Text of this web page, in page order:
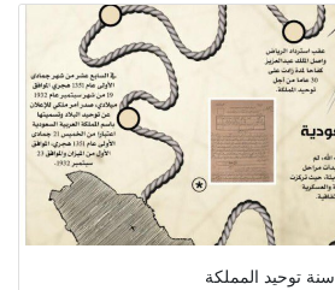
سنة توحيد المملكة